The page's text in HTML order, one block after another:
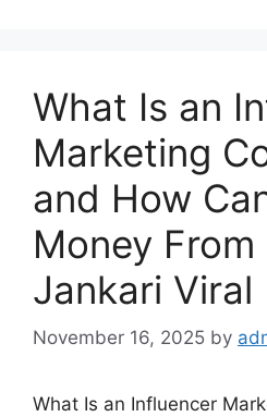
What Is an
Marketing
and How
Money From
Jankari Viral
November 16, 2025 by
What Is an Influencer